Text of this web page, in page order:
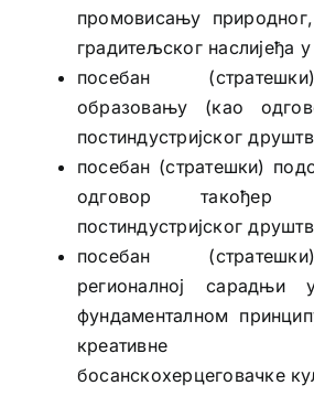
промовисању
градитељског наслијеђа
посебан
образовању (као
постиндустријског
посебан (стратешки)
одговор такођер
постиндустријског
посебан
регионалној сарадњи
фундаменталном
креативне
босанскохерцеговачке